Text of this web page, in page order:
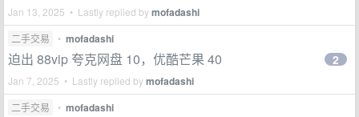
Jan 13, 2025 • Lastly replied bymofadashi
二手交易 • mofadashi
迫出 88vip 夸克网盘 10，优酷芒果 40
Jan 7, 2025 • Lastly replied bymofadashi
2
二手交易 • mofadashi